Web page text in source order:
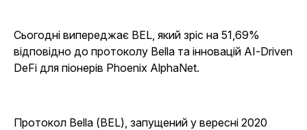
Сьогодні випереджає BEL, який зріс на 51,69%
відповідно до протоколу Bella та інновацій AI-Driven
DeFi для піонерів Phoenix AlphaNet.
Протокол Bella (BEL), запущений у вересні 2020